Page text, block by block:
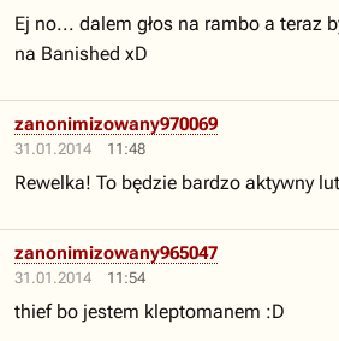
Ej no... dalem głos na rambo a teraz
na Banished xD
31.01.2014 11:48
zanonimizowany970069
Rewelka! To będzie bardzo aktywny
31.01.2014 11:54
zanonimizowany965047
thief bo jestem kleptomanem :D